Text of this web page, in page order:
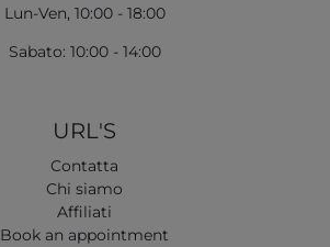
Lun-Ven, 10:00 - 18:00
Sabato: 10:00 - 14:00
URL'S
Contatta
Chi siamo
Affiliati
Book an appointment